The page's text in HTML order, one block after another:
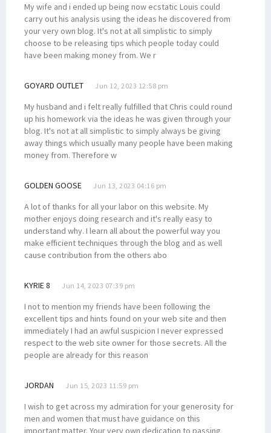
My wife and i ended up being now ecstatic Louis could
carry out his analysis using the ideas he discovered from
your very own blog. It's not at all simplistic to simply
choose to be releasing tips which people today could
have been making money from. We r
GOYARD OUTLET Jun 12, 2023 12:58 pm
My husband and i felt really fulfilled that Chris could round
up his homework via the ideas he was given through your
blog. It's not at all simplistic to simply always be giving
away things which usually many people have been making
money from. Therefore w
GOLDEN GOOSE Jun 13, 2023 04:16 pm
A lot of thanks for all your labor on this website. My
mother enjoys doing research and it's really easy to
understand why. I learn all about the powerful way you
make efficient techniques through the blog and as well
cause contribution from the others abo
KYRIE 8 Jun 14, 2023 07:39 pm
I not to mention my friends have been following the
excellent tips and hints found on your web site and then
immediately I had an awful suspicion I never expressed
respect to the web site owner for those secrets. All the
people are already for this reason
JORDAN Jun 15, 2023 11:59 pm
I wish to get across my admiration for your generosity for
men and women that must have guidance on this
important matter. Your very own dedication to passing